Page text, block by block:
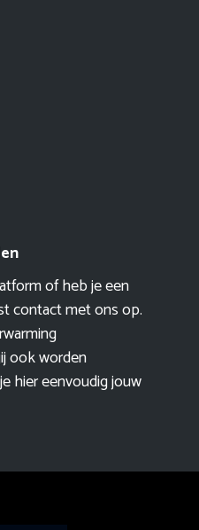
of heb je een
contact met ons op.
ook worden
hier eenvoudigjouw